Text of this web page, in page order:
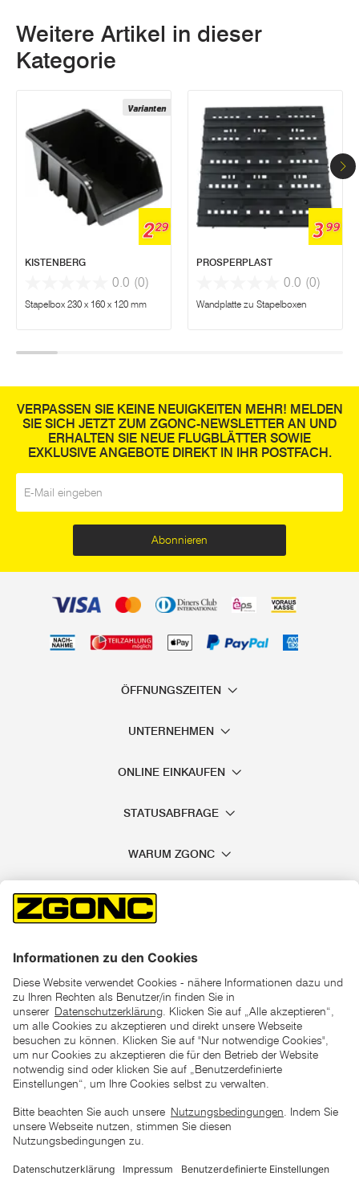
Weitere Artikel in dieser
Kategorie
Varianten
229
KISTENBERG
0.0 (0)
Stapelbox 230 x 160 x 120 mm
399
PROSPERPLAST
0.0 (0)
Wandplatte zu Stapelboxen
VERPASSEN SIE KEINE NEUIGKEITEN MEHR! MELDEN
SIE SICH JETZT ZUM ZGONC-NEWSLETTER AN UND
ERHALTEN SIE NEUE FLUGBLÄTTER SOWIE
EXKLUSIVE ANGEBOTE DIREKT IN IHR POSTFACH.
Abonnieren
ÖFFNUNGSZEITEN
UNTERNEHMEN
ONLINE EINKAUFEN
STATUSABFRAGE
WARUM ZGONC
*der "statt"-Preis ist der niedrigste von uns in den letzten 30
Tagen vor Beginn dieser Aktion verlangte Preis
unter den UVP Preisen auf dieser Website sind die
zu verstehen